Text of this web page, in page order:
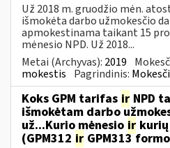
Už 2018 m. gruodžio mėn.
išmokėta darbo užmokesčio
apmokestinama taikant 15
mėnesio NPD. Už 2018...
Metai (Archyvas): 2019
mokestis Pagrindinis:
Koks GPM tarifas ir NPD
išmokėtam darbo
už...Kurio mėnesio ir
(GPM312 ir GPM313